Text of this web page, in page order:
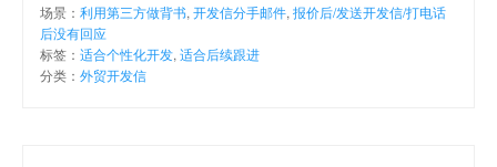
场景： 利用第三方做背书, 开发信分手邮件, 报价后/发送开发信/打电话
后没有回应
标签： 适合个性化开发, 适合后续跟进
分类： 外贸开发信